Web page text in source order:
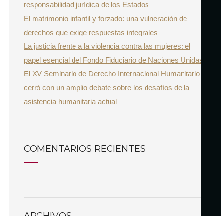
:responsabilidad jurídica de los Estados
El matrimonio infantil y forzado: una vulneración de
derechos que exige respuestas integrales
La justicia frente a la violencia contra las mujeres: el
papel esencial del Fondo Fiduciario de Naciones Unidas
El XV Seminario de Derecho Internacional Humanitario
cerró con un amplio debate sobre los desafíos de la
asistencia humanitaria actual
COMENTARIOS RECIENTES